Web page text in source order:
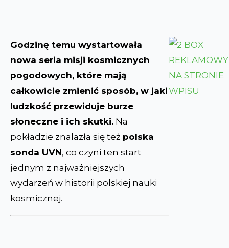
Godzinę temu wystartowała
nowa seria misji kosmicznych
pogodowych, które mają
całkowicie zmienić sposób, w jaki
ludzkość przewiduje burze
słoneczne i ich skutki. Na
pokładzie znalazła się też polska
sonda UVN, co czyni ten start
jednym z najważniejszych
wydarzeń w historii polskiej nauki
kosmicznej.